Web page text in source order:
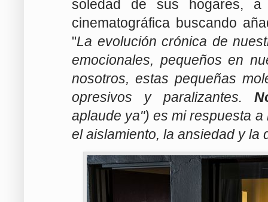
soledad de sus hogares,
cinematográfica buscando
"La evolución crónica de
emocionales, pequeños en
nosotros, estas pequeñas
opresivos y paralizantes.
aplaude ya") es mi respuesta
el aislamiento, la ansiedad y la